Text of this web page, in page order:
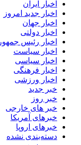
اخبار ایران
اخبار جدید امروز
اخبار جهان
اخبار دولتی
اخبار رئیس جمهور
اخبار سیاست
اخبار سیاسی
اخبار فرهنگی
اخبار ورزشی
خبر جدید
خبر روز
خبر های خارجی
خبرهای آمریکا
خبرهای اروپا
دسته‌بندی نشده